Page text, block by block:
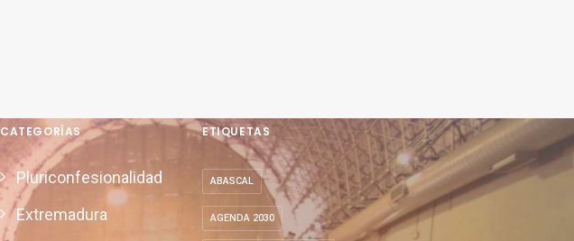
CATEGORÍAS
Pluriconfesionalidad
Extremadura
ETIQUETAS
ABASCAL
AGENDA 2030